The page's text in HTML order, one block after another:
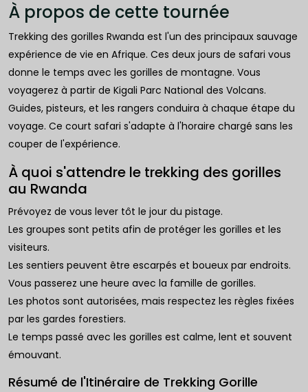
À propos de cette tournée
Trekking des gorilles Rwanda est l'un des principaux sauvage
expérience de vie en Afrique. Ces deux jours de safari vous
donne le temps avec les gorilles de montagne. Vous
voyagerez à partir de Kigali Parc National des Volcans.
Guides, pisteurs, et les rangers conduira à chaque étape du
voyage. Ce court safari s'adapte à l'horaire chargé sans les
couper de l'expérience.
À quoi s'attendre le trekking des gorilles
au Rwanda
Prévoyez de vous lever tôt le jour du pistage.
Les groupes sont petits afin de protéger les gorilles et les
visiteurs.
Les sentiers peuvent être escarpés et boueux par endroits.
Vous passerez une heure avec la famille de gorilles.
Les photos sont autorisées, mais respectez les règles fixées
par les gardes forestiers.
Le temps passé avec les gorilles est calme, lent et souvent
émouvant.
Résumé de l'Itinéraire de Trekking Gorille